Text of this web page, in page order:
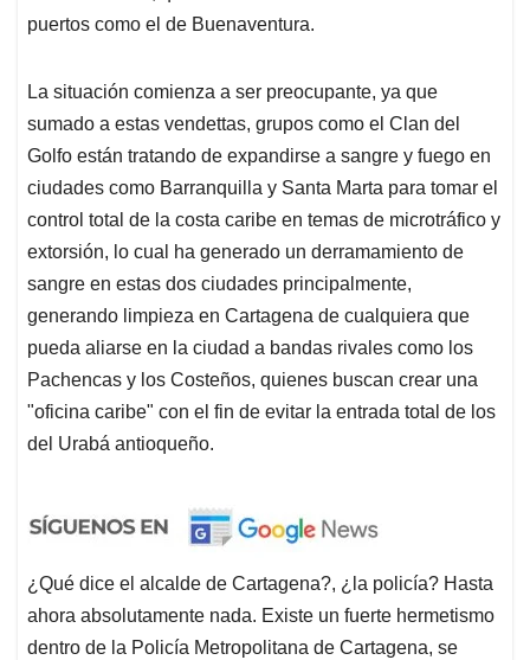
puertos como el de Buenaventura.
La situación comienza a ser preocupante, ya que
sumado a estas vendettas, grupos como el Clan del
Golfo están tratando de expandirse a sangre y fuego en
ciudades como Barranquilla y Santa Marta para tomar el
control total de la costa caribe en temas de microtráfico y
extorsión, lo cual ha generado un derramamiento de
sangre en estas dos ciudades principalmente,
generando limpieza en Cartagena de cualquiera que
pueda aliarse en la ciudad a bandas rivales como los
Pachencas y los Costeños, quienes buscan crear una
"oficina caribe" con el fin de evitar la entrada total de los
del Urabá antioqueño.
¿Qué dice el alcalde de Cartagena?, ¿la policía? Hasta
ahora absolutamente nada. Existe un fuerte hermetismo
dentro de la Policía Metropolitana de Cartagena, se